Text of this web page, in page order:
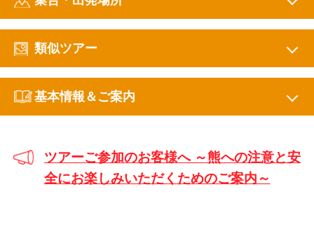
類似ツアー
基本情報＆ご案内
ツアーご参加のお客様へ ～熊への注意と安
全にお楽しみいただくためのご案内～